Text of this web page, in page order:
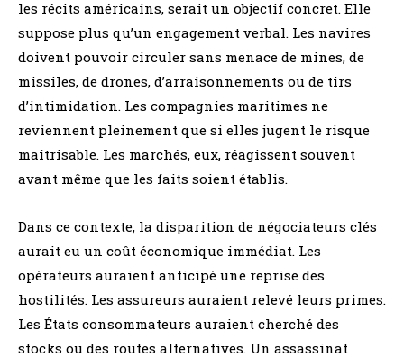
les récits américains, serait un objectif concret. Elle
suppose plus qu’un engagement verbal. Les navires
doivent pouvoir circuler sans menace de mines, de
missiles, de drones, d’arraisonnements ou de tirs
d’intimidation. Les compagnies maritimes ne
reviennent pleinement que si elles jugent le risque
maîtrisable. Les marchés, eux, réagissent souvent
avant même que les faits soient établis.
Dans ce contexte, la disparition de négociateurs clés
aurait eu un coût économique immédiat. Les
opérateurs auraient anticipé une reprise des
hostilités. Les assureurs auraient relevé leurs primes.
Les États consommateurs auraient cherché des
stocks ou des routes alternatives. Un assassinat